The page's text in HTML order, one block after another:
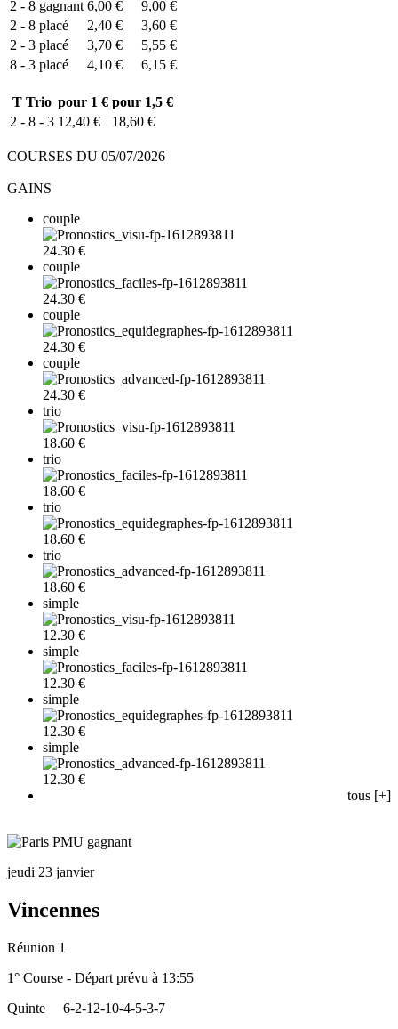
2 - 8 gagnant 6,00 €
9,00 €
2 - 8 placé 2,40 €
3,60 €
2 - 3 placé 3,70 €
5,55 €
8 - 3 placé 4,10 € 6,15 €
T Trio pour 1 € pour 1,5 €
2 - 8 - 3 12,40 € 18,60 €
COURSES DU 05/07/2026
GAINS
couple
24.30 €
couple
24.30 €
couple
24.30 €
couple
24.30 €
trio
18.60 €
trio
18.60 €
trio
18.60 €
trio
18.60 €
simple
12.30 €
simple
12.30 €
simple
12.30 €
simple
12.30 €
tous [+]
jeudi 23 janvier
Vincennes
Réunion 1
1° Course - Départ prévu à 13:55
Quinte
6-2-12-10-4-5-3-7